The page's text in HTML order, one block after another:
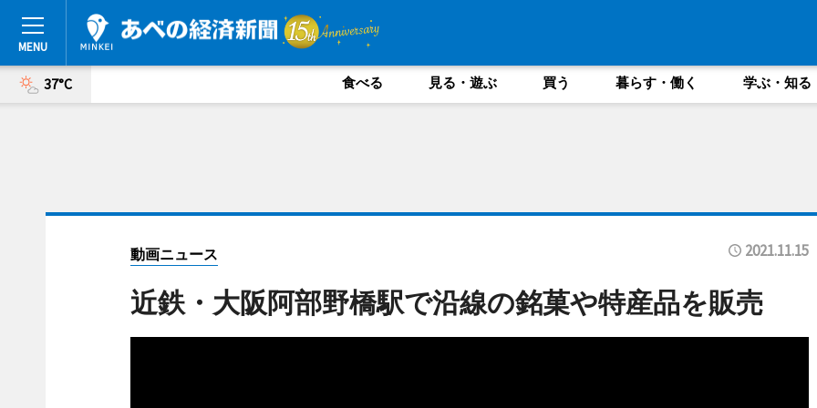
37°C 食べる 見る・遊ぶ 買う 暮らす・働く 学ぶ・知る
動画ニュース 2021.11.15
近鉄・大阪阿部野橋駅で沿線の銘菓や特産品を販売